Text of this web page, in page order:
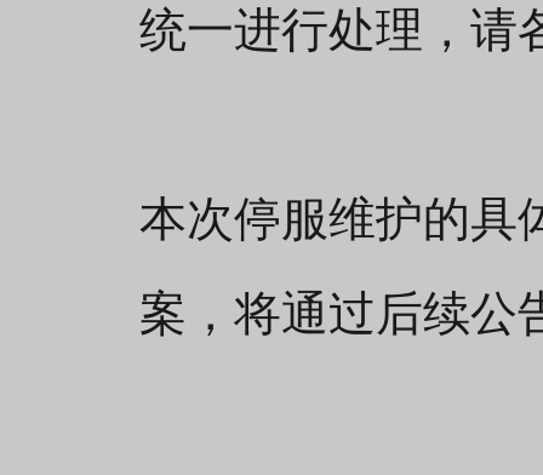
统一进行处理，请
本次停服维护的具
案，将通过后续公